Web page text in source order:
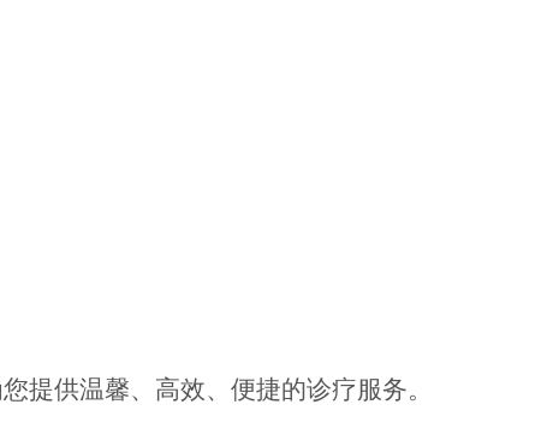
提供温馨、高效、便捷的诊疗服务。